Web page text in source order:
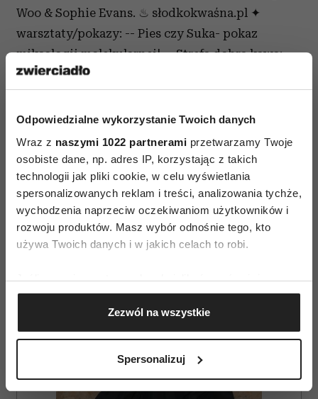
Odpowiedzialne wykorzystanie Twoich danych
Wraz z naszymi 1022 partnerami przetwarzamy Twoje
osobiste dane, np. adres IP, korzystając z takich
technologii jak pliki cookie, w celu wyświetlania
spersonalizowanych reklam i treści, analizowania tychże,
wychodzenia naprzeciw oczekiwaniom użytkowników i
rozwoju produktów. Masz wybór odnośnie tego, kto
używa Twoich danych i w jakich celach to robi.
Jeśli wyrazisz na to zgodę, chcielibyśmy również:
Gromadzić dane dotyczące Twojej lokalizacji
geograficznej z dokładnością nawet do kilku metrów
Identyfikować Twoje urządzenie, aktywnie
(fingerprinting, czyli wirtualny odcisk palca)
Zezwól na wszystkie
Spersonalizuj
Woo & Sophie Evans. ♨ słodkokwaśna.pl ✦
warsztaty/pokazy: -- Pies czy Suka- pokaz
miksologii molekularnej! -- Strefa dobra kawa:
Kofi Brand -- warsztaty kuchni egipskiej Więcej
AUTOPROMOCJA